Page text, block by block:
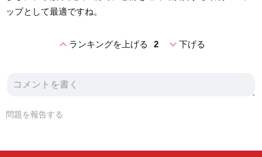
ップとして最適ですね。
expand_lessランキングを上げる 2 expand_more下げる
問題を報告する